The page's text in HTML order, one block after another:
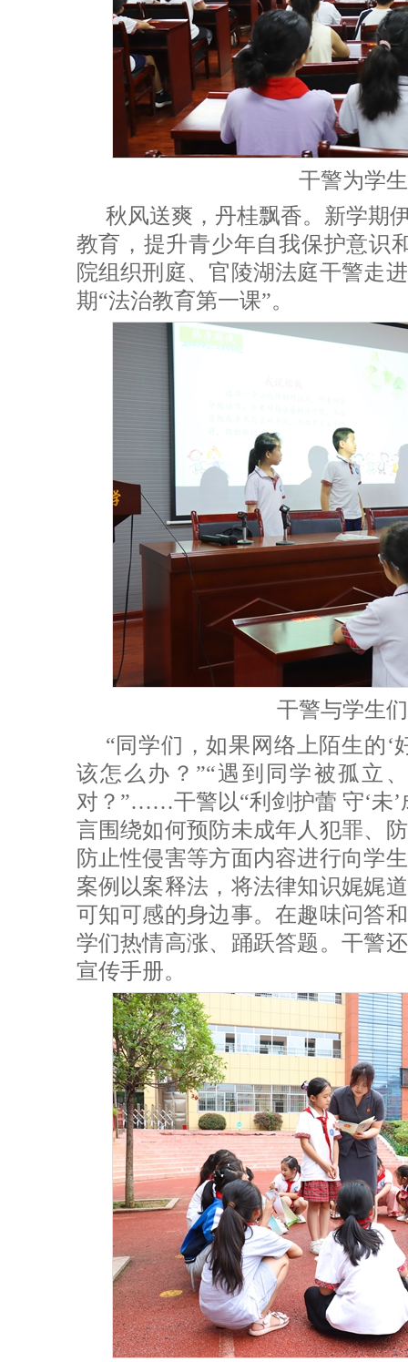
干警为学
秋风送爽，丹桂飘香。新学期
教育，提升青少年自我保护意识
院组织刑庭、官陵湖法庭干警走
期“法治教育第一课”。
干警与学生
“同学们，如果网络上陌生的‘
该怎么办？”“遇到同学被孤立
对？”……干警以“利剑护蕾 守‘未
言围绕如何预防未成年人犯罪、
防止性侵害等方面内容进行向学
案例以案释法，将法律知识娓娓
可知可感的身边事。在趣味问答
学们热情高涨、踊跃答题。干警
宣传手册。